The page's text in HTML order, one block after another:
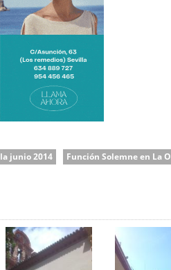
junio 2014 Función Solemne en La O